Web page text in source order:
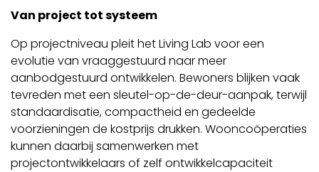
Van project tot systeem
Op projectniveau pleit het Living Lab voor een
evolutie van vraaggestuurd naar meer
aanbodgestuurd ontwikkelen. Bewoners blijken vaak
tevreden met een sleutel-op-de-deur-aanpak, terwijl
standaardisatie, compactheid en gedeelde
voorzieningen de kostprijs drukken. Wooncoöperaties
kunnen daarbij samenwerken met
projectontwikkelaars of zelf ontwikkelcapaciteit